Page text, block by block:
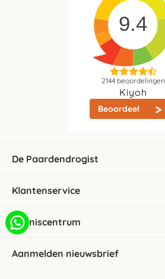
9.4
2144beoordelingen
Kiyoh
Beoordeel
De Paardendrogist
Klantenservice
Kenniscentrum
Aanmelden nieuwsbrief